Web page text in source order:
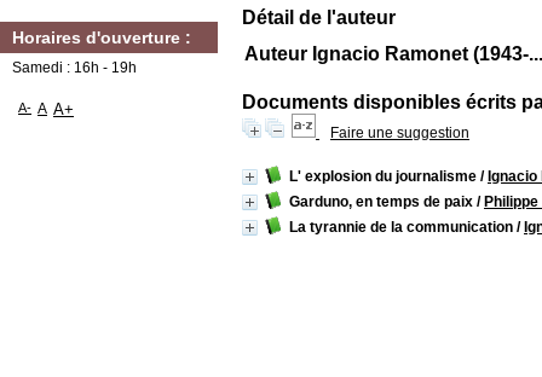
Détail de l'auteur
Auteur Ignacio Ramonet (1943-
Documents disponibles écrits
Faire une suggestion
L' explosion du journalisme /
Garduno, en temps de paix /
La tyrannie de la communication /
Horaires d'ouverture :
Samedi : 16h - 19h
A- A A+